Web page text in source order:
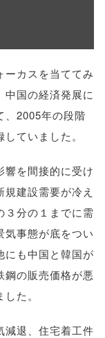
ーカスを当ててみ
中国の経済発展に
、2005年の段階
ていました。
響を間接的に受け
建設需要が冷え
３分の１までに需
気事態が底をつい
にも中国と韓国が
鋼の販売価格が悪
た。
減退、住宅着工件